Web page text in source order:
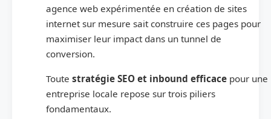
agence web expérimentée en création de sites
internet sur mesure sait construire ces pages pour
maximiser leur impact dans un tunnel de
conversion.
Toute stratégie SEO et inbound efficace pour une
entreprise locale repose sur trois piliers
fondamentaux.